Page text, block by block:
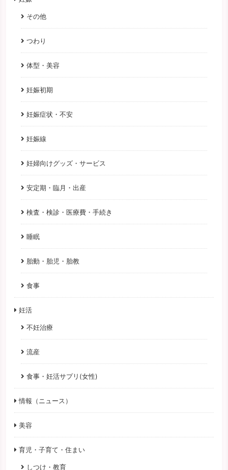
その他
つわり
体型・美容
妊娠初期
妊娠症状・不安
妊娠線
妊婦向けグッズ・サービス
安定期・臨月・出産
検査・検診・医療費・手続き
睡眠
胎動・胎児・胎教
食事
妊活
不妊治療
流産
食事・妊活サプリ(女性)
情報（ニュース）
美容
育児・子育て・住まい
しつけ・教育